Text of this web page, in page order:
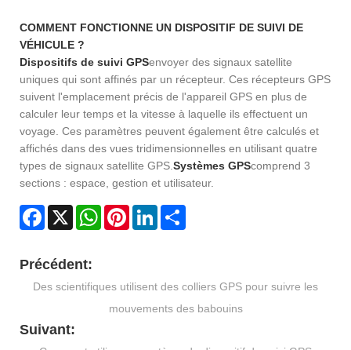
COMMENT FONCTIONNE UN DISPOSITIF DE SUIVI DE
VÉHICULE ?
Dispositifs de suivi GPSenvoyer des signaux satellite
uniques qui sont affinés par un récepteur. Ces récepteurs GPS
suivent l'emplacement précis de l'appareil GPS en plus de
calculer leur temps et la vitesse à laquelle ils effectuent un
voyage. Ces paramètres peuvent également être calculés et
affichés dans des vues tridimensionnelles en utilisant quatre
types de signaux satellite GPS. Systèmes GPScomprend 3
sections : espace, gestion et utilisateur.
Facebook
X WhatsAppPinterestLinkedIn
Précédent:
Des scientifiques utilisent des colliers GPS pour suivre les
mouvements des babouins
Suivant: